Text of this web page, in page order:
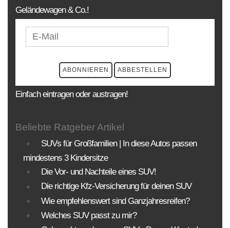
Geländewagen & Co.!
Einfach eintragen oder austragen!
Beliebte Ratgeber Artikel
SUVs für Großfamilien | In diese Autos passen
mindestens 3 Kindersitze
Die Vor- und Nachteile eines SUV!
Die richtige Kfz-Versicherung für deinen SUV
Wie empfehlenswert sind Ganzjahresreifen?
Welches SUV passt zu mir?